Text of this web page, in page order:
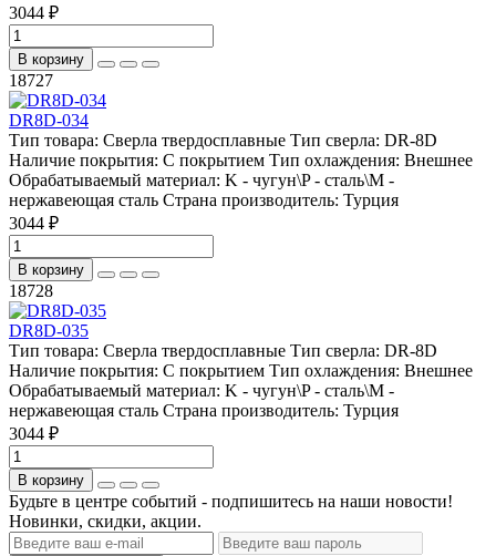
3044 ₽
В корзину
18727
DR8D-034
Тип товара: Сверла твердосплавные Тип сверла: DR-8D
Наличие покрытия: С покрытием Тип охлаждения: Внешнее
Обрабатываемый материал: K - чугун\P - сталь\М -
нержавеющая сталь Страна производитель: Турция
3044 ₽
В корзину
18728
DR8D-035
Тип товара: Сверла твердосплавные Тип сверла: DR-8D
Наличие покрытия: С покрытием Тип охлаждения: Внешнее
Обрабатываемый материал: K - чугун\P - сталь\М -
нержавеющая сталь Страна производитель: Турция
3044 ₽
В корзину
Будьте в центре событий - подпишитесь на наши новости!
Новинки, скидки, акции.